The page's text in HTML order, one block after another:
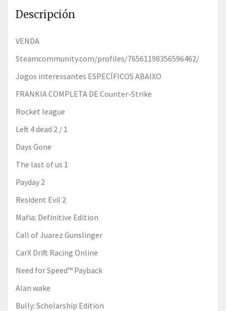
Descripción
VENDA
steamcommunity.com/profiles/76561198356596462/
Jogos interessantes ESPECÍFICOS ABAIXO
FRANKIA COMPLETA DE Counter-Strike
Rocket league
Left 4 dead 2 / 1
Days Gone
The last of us 1
Payday 2
Resident Evil 2
Mafia: Definitive Edition
Call of Juarez Gunslinger
CarX Drift Racing Online
Need for Speed™ Payback
Alan wake
Bully: Scholarship Edition